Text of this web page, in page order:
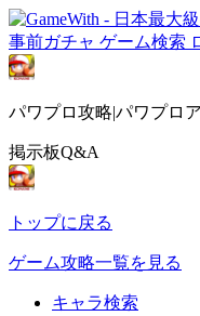
事前ガチャ ゲーム検索
パワプロ攻略|パワプロ
掲示板Q&A
トップに戻る
ゲーム攻略一覧を見る
キャラ検索